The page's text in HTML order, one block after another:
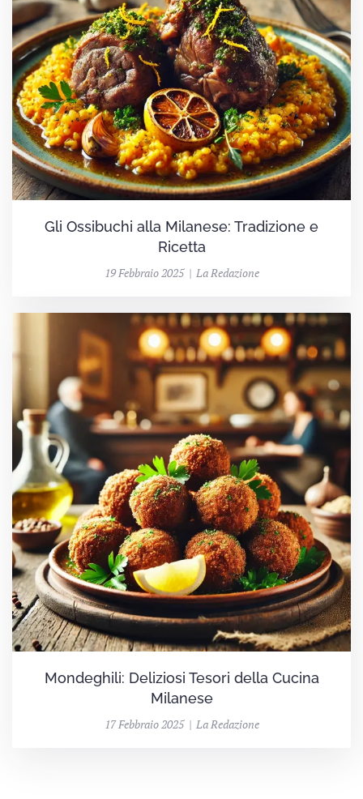
Gli Ossibuchi alla Milanese: Tradizione e
Ricetta
19 Febbraio 2025 | La Redazione
Mondeghili: Deliziosi Tesori della Cucina
Milanese
17 Febbraio 2025 | La Redazione